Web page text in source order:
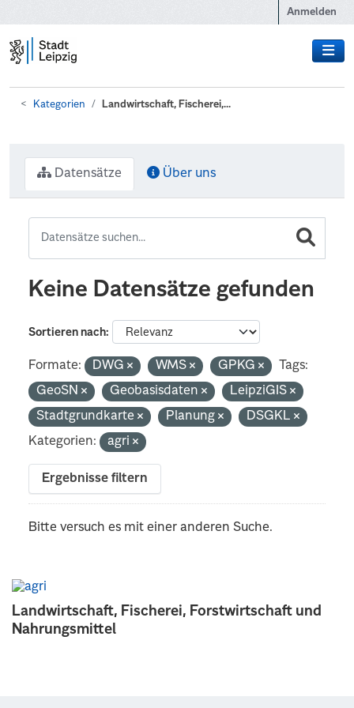
Anmelden
Kategorien Landwirtschaft, Fischerei,...
Landwirtschaft, Fischerei, Forstwirtschaft und
Nahrungsmittel
Datensätze Über uns
Keine Datensätze gefunden
Sortieren nach
Formate: DWG WMS GPKG
Tags:
GeoSN
Geobasisdaten
LeipziGIS
Stadtgrundkarte
Planung
DSGKL
Kategorien:
agri
Ergebnisse filtern
Bitte versuch es mit einer anderen Suche.